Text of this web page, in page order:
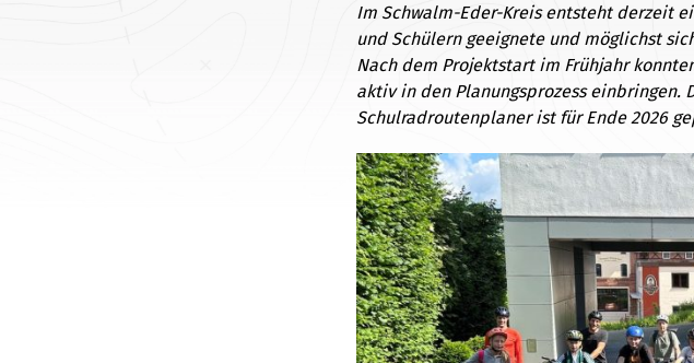
Im Schwalm-Eder-Kreis entsteht derzeit
und Schülern geeignete und möglichst
Nach dem Projektstart im Frühjahr
aktiv in den Planungsprozess einbringen.
Schulradroutenplaner ist für Ende 2026